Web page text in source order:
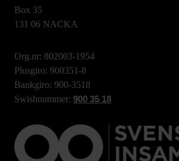
Box 35
131 06 NACKA
Org.nr: 802003-1954
Plusgiro: 900351-8
Bankgiro: 900-3518
Swishnummer: 900 35 18